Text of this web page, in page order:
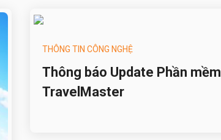
THÔNG TIN CÔNG NGHỆ
Thông báo Update Phần mềm
TravelMaster